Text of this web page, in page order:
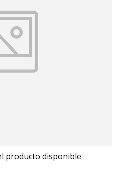
producto disponible